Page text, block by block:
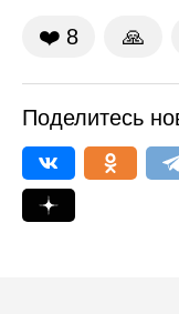
❤️ 8 🙏
Поделитесь